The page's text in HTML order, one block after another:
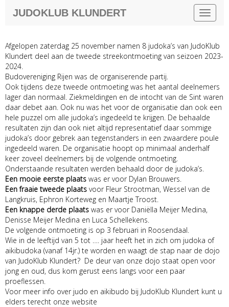
Toggle
JUDOKLUB KLUNDERT
Afgelopen zaterdag 25 november namen 8 judoka’s van JudoKlub
Klundert deel aan de tweede streekontmoeting van seizoen 2023-
2024.
Budovereniging Rijen was de organiserende partij.
Ook tijdens deze tweede ontmoeting was het aantal deelnemers
lager dan normaal. Ziekmeldingen en de intocht van de Sint waren
daar debet aan. Ook nu was het voor de organisatie dan ook een
hele puzzel om alle judoka’s ingedeeld te krijgen. De behaalde
resultaten zijn dan ook niet altijd representatief daar sommige
judoka’s door gebrek aan tegenstanders in een zwaardere poule
ingedeeld waren. De organisatie hoopt op minimaal anderhalf
keer zoveel deelnemers bij de volgende ontmoeting.
Onderstaande resultaten werden behaald door de judoka’s.
Een mooie eerste plaats was er voor Dylan Brouwers.
Een fraaie tweede plaats voor Fleur Strootman, Wessel van de
Langkruis, Ephron Korteweg en Maartje Troost.
Een knappe derde plaats was er voor Daniëlla Meijer Medina,
Denisse Meijer Medina en Luca Schellekens.
De volgende ontmoeting is op 3 februari in Roosendaal.
Wie in de leeftijd van 5 tot …. jaar heeft het in zich om judoka of
aikibudoka (vanaf 14jr.) te worden en waagt de stap naar de dojo
van JudoKlub Klundert? De deur van onze dojo staat open voor
jong en oud, dus kom gerust eens langs voor een paar
proeflessen.
Voor meer info over judo en aikibudo bij JudoKlub Klundert kunt u
elders terecht onze website